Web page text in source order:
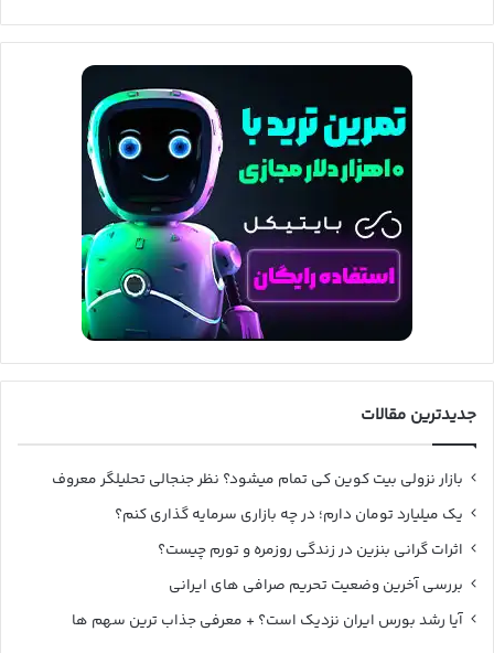
جدیدترین مقالات
بازار نزولی بیت کوین کی تمام میشود؟ نظر جنجالی تحلیلگر معروف
یک میلیارد تومان دارم؛ در چه بازاری سرمایه گذاری کنم؟
اثرات گرانی بنزین در زندگی روزمره و تورم چیست؟
بررسی آخرین وضعیت تحریم صرافی های ایرانی
آیا رشد بورس ایران نزدیک است؟ + معرفی جذاب ترین سهم ها